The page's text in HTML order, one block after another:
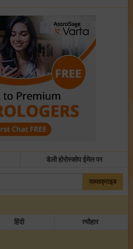
डेली होरोस्कोप ईमेल पर
सब्सक्राइब
हिंदी त्यौहार